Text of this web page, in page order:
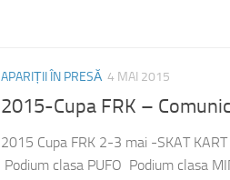
APARIȚII ÎN PRESĂ 4 MAI 2015
2015-Cupa FRK –
2015 Cupa FRK 2-3 mai -SKAT
Podium clasa PUFO Podium clasa